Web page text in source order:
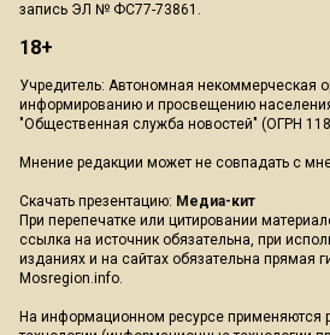
запись ЭЛ № ФС77-73861.
18+
Учредитель: Автономная некоммерческая
информированию и просвещению
"Общественная служба новостей" (ОГРН
Мнение редакции может не совпадать с
Скачать презентацию: Медиа-кит
При перепечатке или цитировании
ссылка на источник обязательна, при
изданиях и на сайтах обязательна прямая
Mosregion.info.
На информационном ресурсе применяются